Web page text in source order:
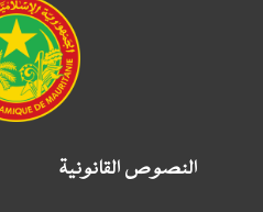
النصوص القانونية